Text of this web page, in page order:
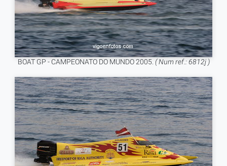
BOAT GP - CAMPEONATO DO MUNDO 2005. ( Num ref.: 6812j )